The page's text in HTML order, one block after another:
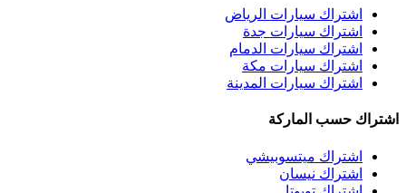
اشتراك سيارات الرياض
اشتراك سيارات جدة
اشتراك سيارات الدمام
اشتراك سيارات مكة
اشتراك سيارات المدينة
اشتراك حسب الماركة
اشتراك ميتسوبيشي
اشتراك نيسان